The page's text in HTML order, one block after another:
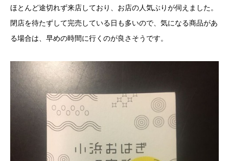
ほとんど途切れず来店しており、お店の人気ぶりが伺えました。
閉店を待たずして完売している日も多いので、気になる商品があ
る場合は、早めの時間に行くのが良さそうです。